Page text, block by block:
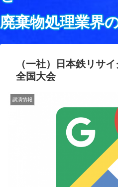
廃棄物処理業界
（一社）日本鉄リサ
全国大会
講演情報